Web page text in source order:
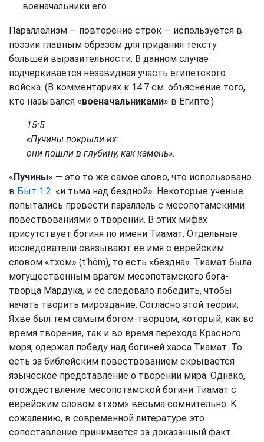
военачальники его
Параллелизм — повторение строк — используется в
поэзии главным образом для придания тексту
большей выразительности. В данном случае
подчеркивается незавидная участь египетского
войска. (В комментариях к 14:7 см. объяснение того,
кто назывался «военачальниками» в Египте.)
15:5
«Пучины покрыли их:
они пошли в глубину, как камень».
«Пучины» — это то же самое слово, что использовано
в Быт 1:2: «и тьма над бездной». Некоторые ученые
попытались провести параллель с месопотамскими
повествованиями о творении. В этих мифах
присутствует богиня по имени Тиамат. Отдельные
исследователи связывают ее имя с еврейским
словом «тхом» (t‘hôm), то есть «бездна». Тиамат была
могущественным врагом месопотамского бога-
творца Мардука, и ее следовало победить, чтобы
начать творить мироздание. Согласно этой теории,
Яхве был тем самым богом-творцом, который, как во
время творения, так и во время перехода Красного
моря, одержал победу над богиней хаоса Тиамат. То
есть за библейским повествованием скрывается
языческое представление о творении мира. Однако,
отождествление месопотамской богини Тиамат с
еврейским словом «тхом» весьма сомнительно. К
сожалению, в современной литературе это
сопоставление принимается за доказанный факт.